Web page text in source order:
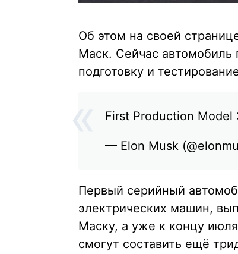
Об этом на своей
Маск. Сейчас автомобиль
подготовку и
First Production Model
— Elon Musk
Первый серийный
электрических машин,
Маску, а уже к концу
смогут составить ещё